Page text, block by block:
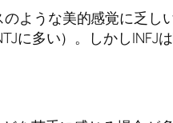
ような美的感覚に乏
に多い）。しかしINFJ